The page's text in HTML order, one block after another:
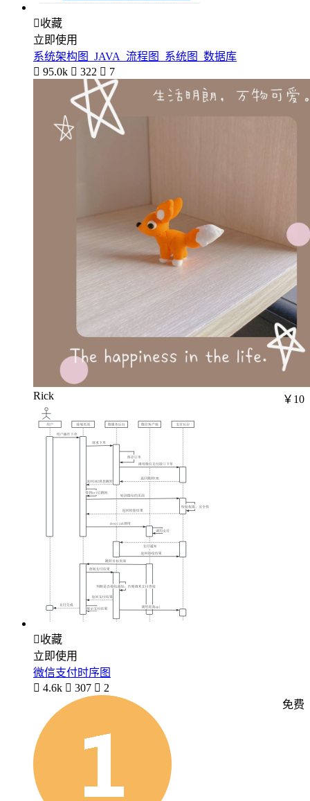
收藏
立即使用
系统架构图_JAVA_流程图_系统图_数据库
 95.0k  322  7
Rick ￥10
收藏
立即使用
微信支付时序图
 4.6k  307  2
免费